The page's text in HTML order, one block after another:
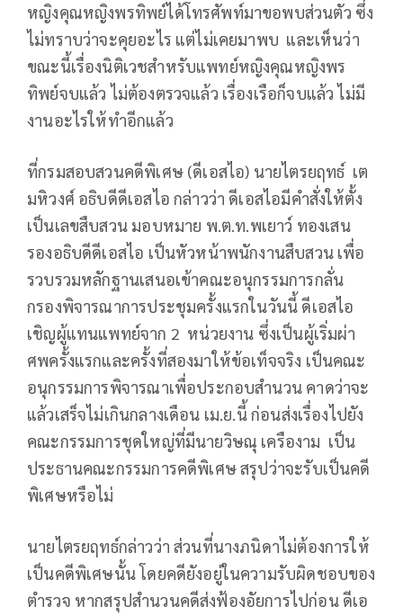
หญิงคุณหญิงพรทิพย์ได้โทรศัพท์มาขอพบส่วนตัว ซึ่ง
ไม่ทราบว่าจะคุยอะไร แต่ไม่เคยมาพบ และเห็นว่า
ขณะนี้เรื่องนิติเวชสำหรับแพทย์หญิงคุณหญิงพร
ทิพย์จบแล้ว ไม่ต้องตรวจแล้ว เรื่องเรือก็จบแล้ว ไม่มี
งานอะไรให้ทำอีกแล้ว
ที่กรมสอบสวนคดีพิเศษ (ดีเอสไอ) นายไตรยฤทธ์ เต
มหิวงศ์ อธิบดีดีเอสไอ กล่าวว่า ดีเอสไอมีคำสั่งให้ตั้ง
เป็นเลขสืบสวน มอบหมาย พ.ต.ท.พเยาว์ ทองเสน
รองอธิบดีดีเอสไอ เป็นหัวหน้าพนักงานสืบสวน เพื่อ
รวบรวมหลักฐานเสนอเข้าคณะอนุกรรมการกลั่น
กรองพิจารณาการประชุมครั้งแรกในวันนี้ ดีเอสไอ
เชิญผู้แทนแพทย์จาก 2 หน่วยงาน ซึ่งเป็นผู้เริ่มผ่า
ศพครั้งแรกและครั้งที่สองมาให้ข้อเท็จจริง เป็นคณะ
อนุกรรมการพิจารณาเพื่อประกอบสำนวน คาดว่าจะ
แล้วเสร็จไม่เกินกลางเดือน เม.ย.นี้ ก่อนส่งเรื่องไปยัง
คณะกรรมการชุดใหญ่ที่มีนายวิษณุ เครืองาม เป็น
ประธานคณะกรรมการคดีพิเศษ สรุปว่าจะรับเป็นคดี
พิเศษหรือไม่
นายไตรยฤทธ์กล่าวว่า ส่วนที่นางภนิดาไม่ต้องการให้
เป็นคดีพิเศษนั้น โดยคดียังอยู่ในความรับผิดชอบของ
ตำรวจ หากสรุปสำนวนคดีส่งฟ้องอัยการไปก่อน ดีเอ